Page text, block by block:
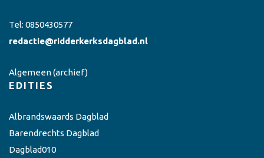
Tel: 0850430577
redactie@ridderkerksdagblad.nl
Algemeen(archief)
EDITIES
Albrandswaards Dagblad
Barendrechts Dagblad
Dagblad010